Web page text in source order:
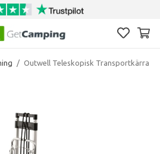
/ Outwell Teleskopisk Transportkärra